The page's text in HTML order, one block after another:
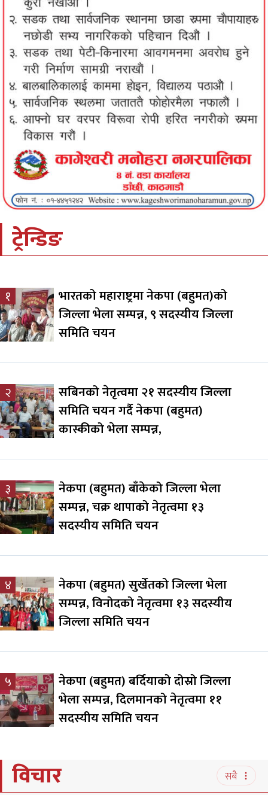
ट्रेन्डिङ
१
भारतको महाराष्ट्रमा नेकपा (बहुमत)को
जिल्ला भेला सम्पन्न, ९ सदस्यीय जिल्ला
समिति चयन
२
सबिनको नेतृत्वमा २१ सदस्यीय जिल्ला
समिति चयन गर्दै नेकपा (बहुमत)
कास्कीको भेला सम्पन्न,
३
नेकपा (बहुमत) बाँकेको जिल्ला भेला
सम्पन्न, चक्र थापाको नेतृत्वमा १३
सदस्यीय समिति चयन
४
नेकपा (बहुमत) सुर्खेतको जिल्ला भेला
सम्पन्न, विनोदको नेतृत्वमा १३ सदस्यीय
जिल्ला समिति चयन
५
नेकपा (बहुमत) बर्दियाको दोस्रो जिल्ला
भेला सम्पन्न, दिलमानको नेतृत्वमा ११
सदस्यीय समिति चयन
विचार सबै